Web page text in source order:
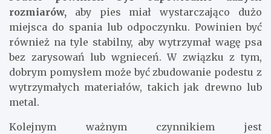
rozmiarów, aby pies miał wystarczająco dużo
miejsca do spania lub odpoczynku. Powinien być
również na tyle stabilny, aby wytrzymał wagę psa
bez zarysowań lub wgnieceń. W związku z tym,
dobrym pomysłem może być zbudowanie podestu z
wytrzymałych materiałów, takich jak drewno lub
metal.
Kolejnym ważnym czynnikiem jest